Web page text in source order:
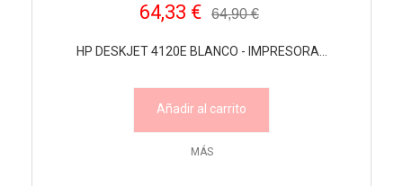
64,33 € 64,90 €
HP DESKJET 4120E BLANCO - IMPRESORA...
Añadir al carrito
MÁS